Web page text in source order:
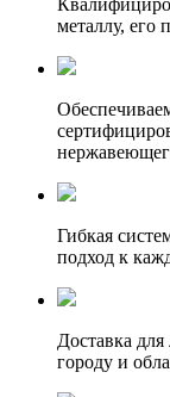
металлу,
Гибкая
подход к
Доставка
городу и